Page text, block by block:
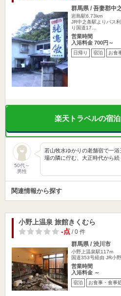
群馬県 / 吾妻郡中
岩島駅6.73km
JR中之条駅よりバス
り国道17…
営業時間
入浴料金 700円～
日帰り 宿泊 お食
楽天トラベルの宿
50代～
男性
若山牧水ゆかりの老舗宿で一
場の隣に佇む、大正時代から
関連情報から探す
小野上温泉 旅館きくむら
-点/ 0 件
群馬県 / 渋川市
小野上温泉駅117m
国道353号経由 JR小
営業時間
入浴料金 ～
宿泊 お食事・食事